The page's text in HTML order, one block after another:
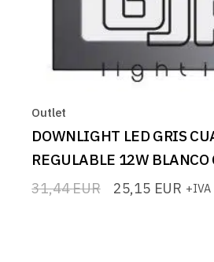
Outlet
DOWNLIGHT LED GRIS
REGULABLE 12W BLANCO
31,44EUR
El 25,15 EUR
El +IVA